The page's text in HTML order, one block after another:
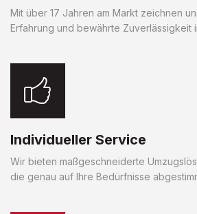
Mit über 17 Jahren am Markt zeichnen
Erfahrung und bewährte Zuverlässigkeit
Individueller Service
Wir bieten maßgeschneiderte
die genau auf Ihre Bedürfnisse